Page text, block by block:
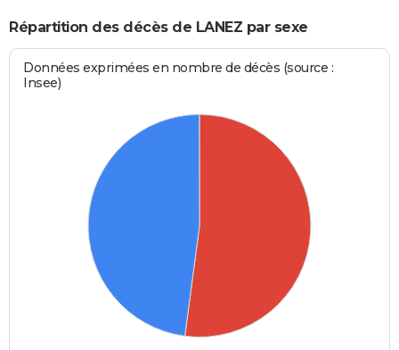
Répartition des décès de LANEZ par sexe
Données exprimées en nombre de décès (source :
Insee)